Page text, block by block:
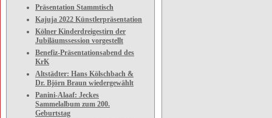
Präsentation Stammtisch
Kajuja 2022 Künstlerpräsentation
Kölner Kinderdreigestirn der
Jubiläumssession vorgestellt
Benefiz-Präsentationsabend des
KrK
Altstädter: Hans Kölschbach &
Dr. Björn Braun wiedergewählt
Panini-Alaaf: Jeckes
Sammelalbum zum 200.
Geburtstag